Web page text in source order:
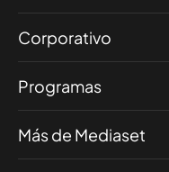
Corporativo
Programas
Más de Mediaset